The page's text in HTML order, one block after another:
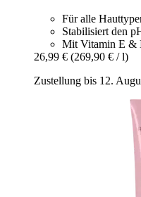
Für alle
Stabilisiert den
Mit Vitamin E &
26,99 € (269,90 € / l)
Zustellung bis 12.